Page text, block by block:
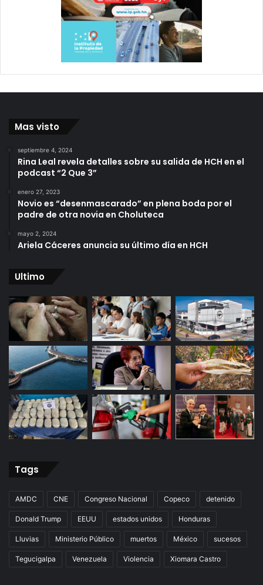
Mas visto
septiembre 4, 2024
Rina Leal revela detalles sobre su salida de HCH en el
podcast “2 Que 3”
enero 27, 2023
Novio es “desenmascarado” en plena boda por el
padre de otra novia en Choluteca
mayo 2, 2024
Ariela Cáceres anuncia su último día en HCH
Ultimo
Tags
AMDC CNE Congreso Nacional Copeco detenido
Donald Trump EEUU estados unidos Honduras
Lluvias Ministerio Público muertos México sucesos
Tegucigalpa Venezuela Violencia Xiomara Castro